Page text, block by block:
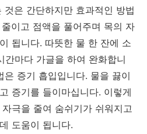
은 간단하지만 효과적인 방법
이고 점액을 풀어주며 목의 자
됩니다. 따뜻한 물 한 잔에 소
간마다 가글을 하여 완화합니
증기 흡입입니다. 물을 끓이
증기를 들이마십니다. 이렇게
극을 줄여 숨쉬기가 쉬워지고
도움이 됩니다.